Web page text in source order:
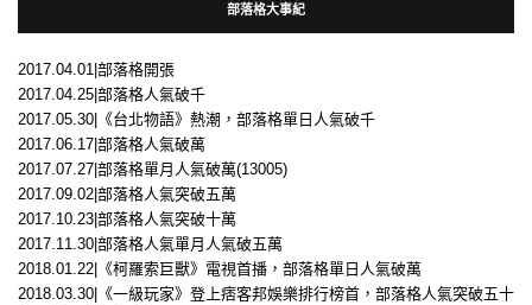
部落格大事紀
2017.04.01|部落格開張
2017.04.25|部落格人氣破千
2017.05.30|《台北物語》熱潮，部落格單日人氣破千
2017.06.17|部落格人氣破萬
2017.07.27|部落格單月人氣破萬(13005)
2017.09.02|部落格人氣突破五萬
2017.10.23|部落格人氣突破十萬
2017.11.30|部落格人氣單月人氣破五萬
2018.01.22|《柯羅索巨獸》電視首播，部落格單日人氣破萬
2018.03.30|《一級玩家》登上痞客邦娛樂排行榜首，部落格人氣突破五十